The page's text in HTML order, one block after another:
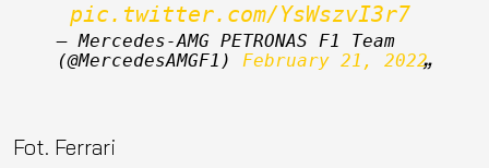
pic.twitter.com/YsWszvI3r7
— Mercedes-AMG PETRONAS F1 Team
(@MercedesAMGF1) February 21, 2022
Fot. Ferrari